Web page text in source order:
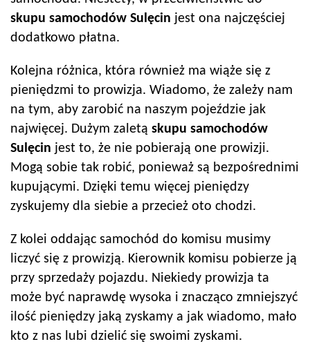
skupu samochodów Sulęcin jest ona najczęściej
dodatkowo płatna.
Kolejna różnica, która również ma wiąże się z
pieniędzmi to prowizja. Wiadomo, że zależy nam
na tym, aby zarobić na naszym pojeździe jak
najwięcej. Dużym zaletą skupu samochodów
Sulęcin jest to, że nie pobierają one prowizji.
Mogą sobie tak robić, ponieważ są bezpośrednimi
kupującymi. Dzięki temu więcej pieniędzy
zyskujemy dla siebie a przecież oto chodzi.
Z kolei oddając samochód do komisu musimy
liczyć się z prowizją. Kierownik komisu pobierze ją
przy sprzedaży pojazdu. Niekiedy prowizja ta
może być naprawdę wysoka i znacząco zmniejszyć
ilość pieniędzy jaką zyskamy a jak wiadomo, mało
kto z nas lubi dzielić się swoimi zyskami.